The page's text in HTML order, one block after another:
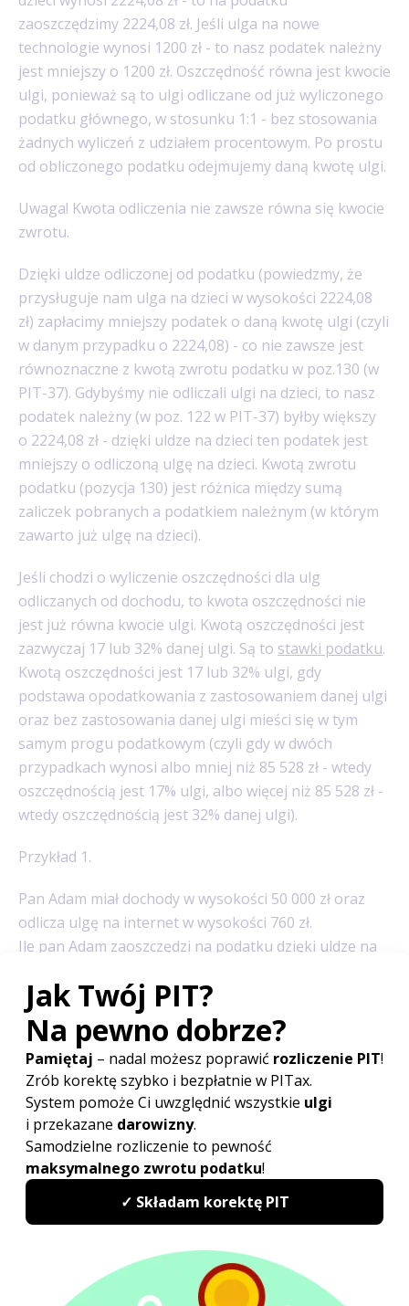
zaoszczędzimy 2224,08 zł. Jeśli ulga na nowe
technologie wynosi 1200 zł - to nasz podatek należny
jest mniejszy o 1200 zł. Oszczędność równa jest kwocie
ulgi, ponieważ są to ulgi odliczane od już wyliczonego
podatku głównego, w stosunku 1:1 - bez stosowania
żadnych wyliczeń z udziałem procentowym. Po prostu
od obliczonego podatku odejmujemy daną kwotę ulgi.
Uwaga! Kwota odliczenia nie zawsze równa się kwocie
zwrotu.
Dzięki uldze odliczonej od podatku (powiedzmy, że
przysługuje nam ulga na dzieci w wysokości 2224,08
zł) zapłacimy mniejszy podatek o daną kwotę ulgi (czyli
w danym przypadku o 2224,08) - co nie zawsze jest
równoznaczne z kwotą zwrotu podatku w poz.130 (w
PIT-37). Gdybyśmy nie odliczali ulgi na dzieci, to nasz
podatek należny (w poz. 122 w PIT-37) byłby większy
o 2224,08 zł - dzięki uldze na dzieci ten podatek jest
mniejszy o odliczoną ulgę na dzieci. Kwotą zwrotu
podatku (pozycja 130) jest różnica między sumą
zaliczek pobranych a podatkiem należnym (w którym
zawarto już ulgę na dzieci).
Jeśli chodzi o wyliczenie oszczędności dla ulg
odliczanych od dochodu, to kwota oszczędności nie
jest już równa kwocie ulgi. Kwotą oszczędności jest
zazwyczaj 17 lub 32% danej ulgi. Są to stawki podatku.
Kwotą oszczędności jest 17 lub 32% ulgi, gdy
podstawa opodatkowania z zastosowaniem danej ulgi
oraz bez zastosowania danej ulgi mieści się w tym
samym progu podatkowym (czyli gdy w dwóch
przypadkach wynosi albo mniej niż 85 528 zł - wtedy
oszczędnością jest 17% ulgi, albo więcej niż 85 528 zł -
wtedy oszczędnością jest 32% danej ulgi).
Przykład 1.
Pan Adam miał dochody w wysokości 50 000 zł oraz
odlicza ulgę na internet w wysokości 760 zł.
Ile pan Adam zaoszczędzi na podatku dzięki uldze na
Pan Adam zaoszczędzi na uldze 136,80 zł (760* 0,17).
Dochody pana Adama (podstawa opodatkowania)
mieszczą się w pierwszym progu, czyli w kwocie do 85
528 zł - zarówno z odliczaną ulgą (50 000 - 760), jak
i bez ulgi (50 000). Dla takich sytuacji wystarczy kwotę
ulgi pomnożyć przez 17%.
Podatek główny bez ulgi wynosi 7974,88 (50000 x 0,17
- 556,02), natomiast podatek z ulgą wynosi 7845,68 (
(50 000 - 760)x 0,17 - 525,12). A zatem różnica między
zł. I jest to nasza oszczędność podatkowa na uldze.